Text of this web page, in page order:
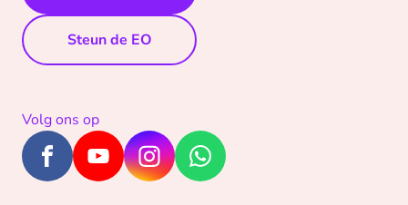
Steun de EO
Volg ons op